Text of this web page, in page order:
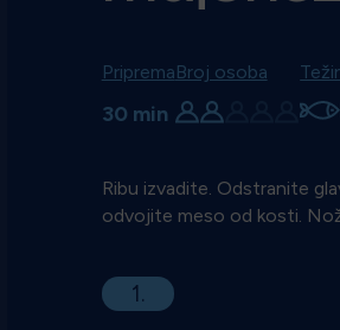
Priprema
30 min
Broj osoba
Ribu izvadite. Odstranite
odvojite meso od kosti.
1.